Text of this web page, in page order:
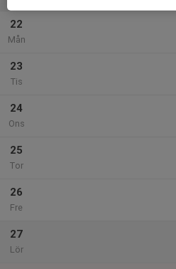
22
Mån
23
Tis
24
Ons
25
Tor
26
Fre
27
Lör